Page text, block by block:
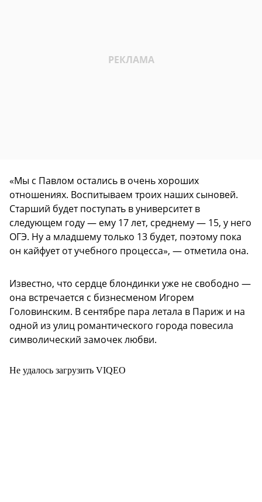
«Мы с Павлом остались в очень хороших
отношениях. Воспитываем троих наших сыновей.
Старший будет поступать в университет в
следующем году — ему 17 лет, среднему — 15, у него
ОГЭ. Ну а младшему только 13 будет, поэтому пока
он кайфует от учебного процесса», — отметила она.
Известно, что сердце блондинки уже не свободно —
она встречается с бизнесменом Игорем
Головинским. В сентябре пара летала в Париж и на
одной из улиц романтического города повесила
символический замочек любви.
Не удалось загрузить VIQEO